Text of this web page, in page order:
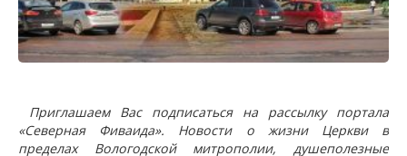
Приглашаем Вас подписаться на рассылку портала
«Северная Фиваида». Новости о жизни Церкви в
пределах Вологодской митрополии, душеполезные